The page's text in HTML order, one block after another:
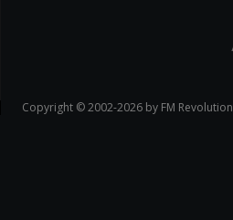
Copyright © 2002-2026 by FM Revolution